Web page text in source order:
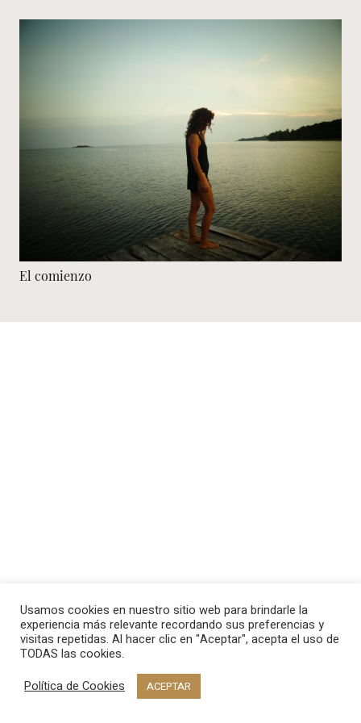
El comienzo
Usamos cookies en nuestro sitio web para brindarle la
experiencia más relevante recordando sus preferencias y
visitas repetidas. Al hacer clic en "Aceptar", acepta el uso de
TODAS las cookies.
Política de Cookies
ACEPTAR